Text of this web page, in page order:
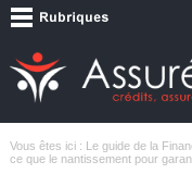
Vous êtes ici : Le guide de la
ce que le nantissement pour